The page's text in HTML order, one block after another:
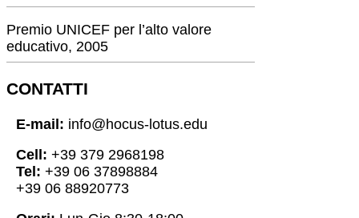
Premio UNICEF per l’alto valore
educativo, 2005
CONTATTI
E-mail: info@hocus-lotus.edu
Cell: +39 379 2968198
Tel: +39 06 37898884
+39 06 88920773